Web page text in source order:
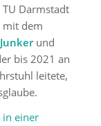
Darmstadt
mit dem
und
bis 2021 an
leitete,
in einer